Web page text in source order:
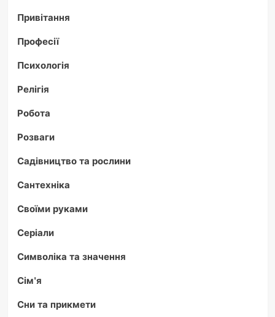
Привітання
Професії
Психологія
Релігія
Робота
Розваги
Садівництво та рослини
Сантехніка
Своїми руками
Серіали
Символіка та значення
Сім'я
Сни та прикмети